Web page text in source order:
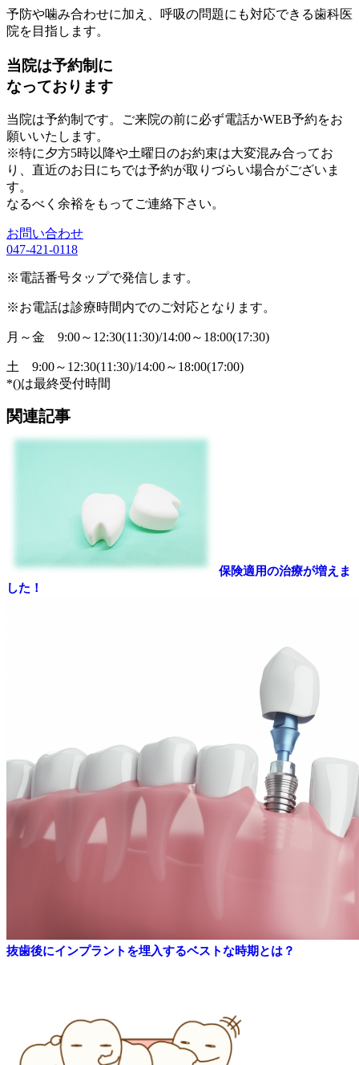
予防や噛み合わせに加え、呼吸の問題にも対応できる歯科医
院を目指します。
当院は予約制に
なっております
当院は予約制です。ご来院の前に必ず電話かWEB予約をお
願いいたします。
※特に夕方5時以降や土曜日のお約束は大変混み合ってお
り、直近のお日にちでは予約が取りづらい場合がございま
す。
なるべく余裕をもってご連絡下さい。
お問い合わせ
047-421-0118
※電話番号タップで発信します。
※お電話は診療時間内でのご対応となります。
月～金 9:00～12:30(11:30)/14:00～18:00(17:30)
土 9:00～12:30(11:30)/14:00～18:00(17:00)
*()は最終受付時間
関連記事
保険適用の治療が増えま
した！
抜歯後にインプラントを埋入するベストな時期とは？